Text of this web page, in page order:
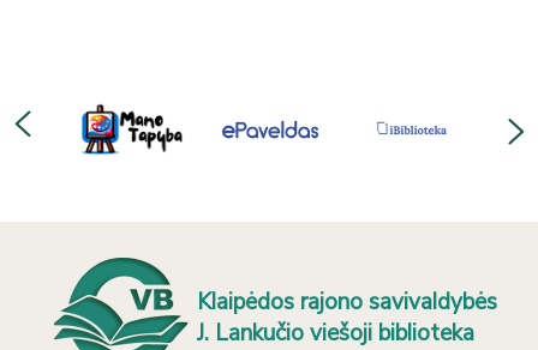
Klaipėdos rajono savivaldybės
J. Lankučio viešoji biblioteka